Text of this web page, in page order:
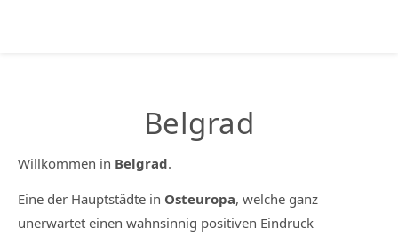
Belgrad
Willkommen in Belgrad.
Eine der Hauptstädte in Osteuropa, welche ganz
unerwartet einen wahnsinnig positiven Eindruck